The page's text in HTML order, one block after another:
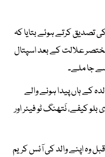
تصدیق کرتے ہوئے بتایا کہ
علالت کے بعد اسپتال
جا ملے۔
کے ہاں پیدا ہونے والے
کیفے، نَتھنگ ٹو فیئر اور
وہ اپنے والد کی آئس کریم